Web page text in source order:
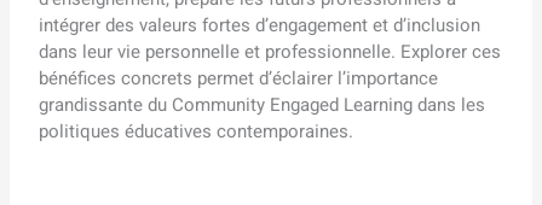
intégrer des valeurs fortes d’engagement et d’inclusion
dans leur vie personnelle et professionnelle. Explorer ces
bénéfices concrets permet d’éclairer l’importance
grandissante du Community Engaged Learning dans les
politiques éducatives contemporaines.